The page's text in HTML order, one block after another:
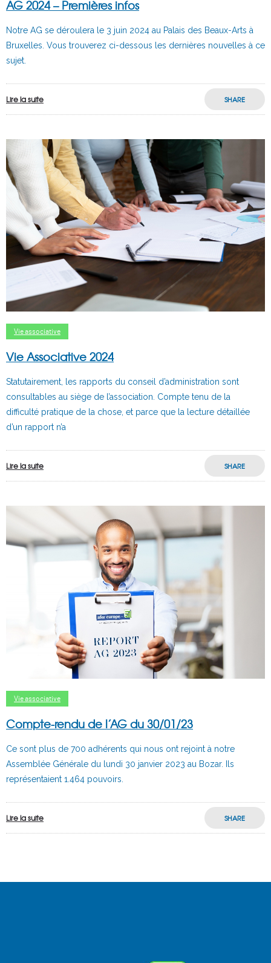
AG 2024 – Premières infos
Notre AG se déroulera le 3 juin 2024 au Palais des Beaux-Arts à
Bruxelles. Vous trouverez ci-dessous les dernières nouvelles à ce
sujet.
Lire la suite SHARE
Vie associative
Vie Associative 2024
Statutairement, les rapports du conseil d’administration sont
consultables au siège de l’association. Compte tenu de la
difficulté pratique de la chose, et parce que la lecture détaillée
d’un rapport n’a
Lire la suite SHARE
Vie associative
Compte-rendu de l’AG du 30/01/23
Ce sont plus de 700 adhérents qui nous ont rejoint à notre
Assemblée Générale du lundi 30 janvier 2023 au Bozar. Ils
représentaient 1.464 pouvoirs.
Lire la suite SHARE